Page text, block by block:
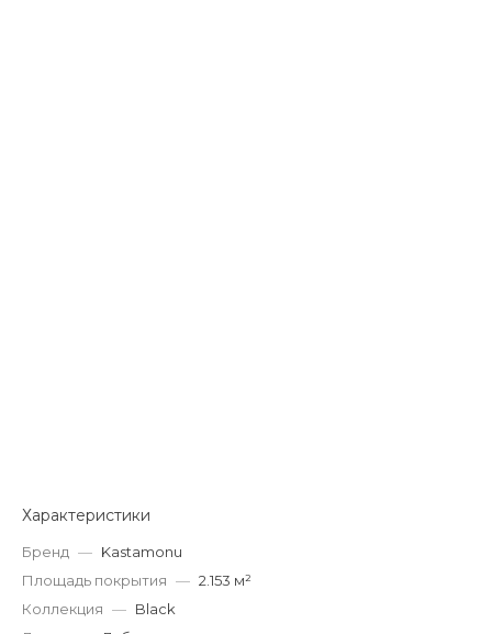
Характеристики
Бренд — Kastamonu
Площадь покрытия — 2.153 м²
Коллекция — Black